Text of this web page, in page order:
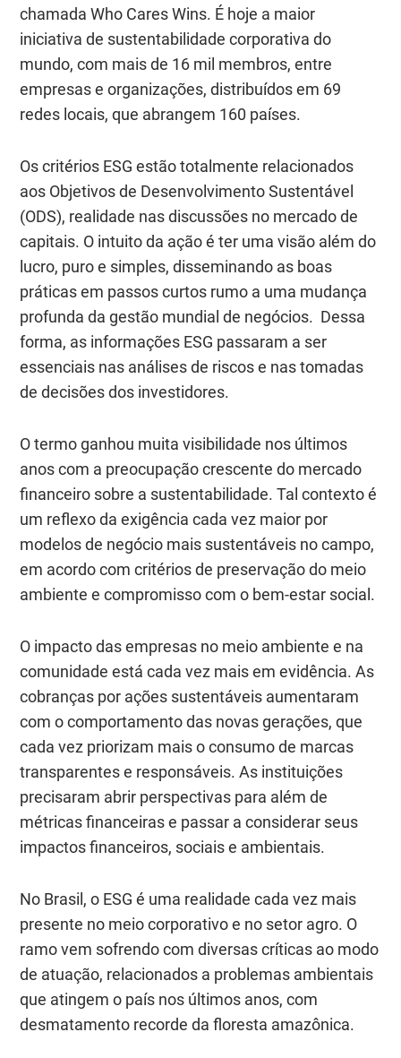
chamadaWho Cares Wins. É hoje a maior
iniciativa de sustentabilidade corporativa do
mundo, com mais de 16 mil membros, entre
empresas e organizações, distribuídos em 69
redes locais, que abrangem 160 países.
Os critérios ESG estão totalmente relacionados
aos Objetivos de Desenvolvimento Sustentável
(ODS), realidade nas discussões no mercado de
capitais. O intuito da ação é ter uma visão além do
lucro, puro e simples, disseminando as boas
práticas em passos curtos rumo a uma mudança
profunda da gestão mundial de negócios. Dessa
forma, as informações ESG passaram a ser
essenciais nas análises de riscos e nas tomadas
de decisões dos investidores.
O termo ganhou muita visibilidade nos últimos
anos com a preocupação crescente do mercado
financeiro sobre a sustentabilidade. Tal contexto é
um reflexo da exigência cada vez maior por
modelos de negócio mais sustentáveis no campo,
em acordo com critérios de preservação do meio
ambiente e compromisso com o bem-estar social.
O impacto das empresas no meio ambiente e na
comunidade está cada vez mais em evidência. As
cobranças por ações sustentáveis aumentaram
com o comportamento das novas gerações, que
cada vez priorizam mais o consumo de marcas
transparentes e responsáveis. As instituições
precisaram abrir perspectivas para além de
métricas financeiras e passar a considerar seus
impactos financeiros, sociais e ambientais.
No Brasil, o ESG é uma realidade cada vez mais
presente no meio corporativo e no setor agro. O
ramo vem sofrendo com diversas críticas ao modo
de atuação, relacionados a problemas ambientais
que atingem o país nos últimos anos, com
desmatamento recorde da floresta amazônica.